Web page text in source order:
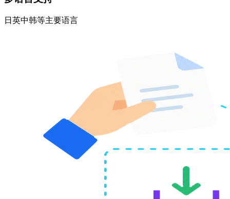
日英中韩等主要语言